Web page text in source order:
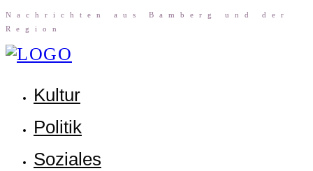
Nach­rich­ten aus Bam­berg und der
Region
Kul­tur
Poli­tik
Sozia­les